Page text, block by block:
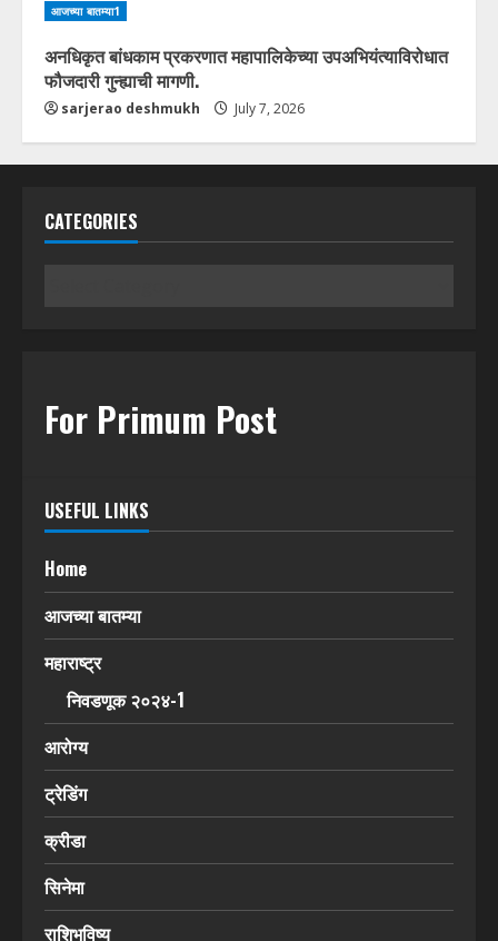
आजच्या बातम्या1
अनधिकृत बांधकाम प्रकरणात महापालिकेच्या उपअभियंत्याविरोधात
फौजदारी गुन्ह्याची मागणी.
sarjerao deshmukh July 7, 2026
CATEGORIES
For Primum Post
USEFUL LINKS
Home
आजच्या बातम्या
महाराष्ट्र
निवडणूक २०२४-1
आरोग्य
ट्रेडिंग
क्रीडा
सिनेमा
राशिभविष्य